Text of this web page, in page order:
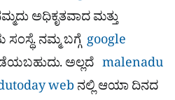
ಅಧಿಕೃತವಾದ ಮತ್ತು
ಸಂಸ್ಥೆ. ನಮ್ಮ ಬಗ್ಗೆ google
ಅಲ್ಲದೆ malenadu
web ನಲ್ಲಿ ಆಯಾ ದಿನದ